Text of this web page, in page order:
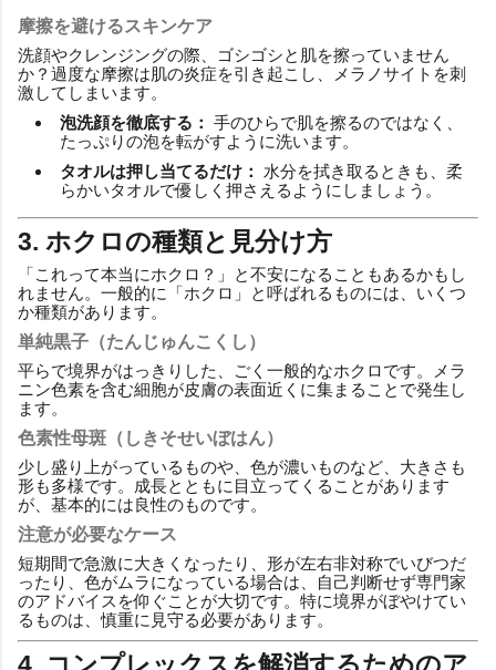
摩擦を避けるスキンケア
洗顔やクレンジングの際、ゴシゴシと肌を擦っていません
か？過度な摩擦は肌の炎症を引き起こし、メラノサイトを刺
激してしまいます。
泡洗顔を徹底する： 手のひらで肌を擦るのではなく、
たっぷりの泡を転がすように洗います。
タオルは押し当てるだけ：
水分を拭き取るときも、柔
らかいタオルで優しく押さえるようにしましょう。
3. ホクロの種類と見分け方
「これって本当にホクロ？」と不安になることもあるかもし
れません。一般的に「ホクロ」と呼ばれるものには、いくつ
か種類があります。
単純黒子（たんじゅんこくし）
平らで境界がはっきりした、ごく一般的なホクロです。メラ
ニン色素を含む細胞が皮膚の表面近くに集まることで発生し
ます。
色素性母斑（しきそせいぼはん）
少し盛り上がっているものや、色が濃いものなど、大きさも
形も多様です。成長とともに目立ってくることがあります
が、基本的には良性のものです。
注意が必要なケース
短期間で急激に大きくなったり、形が左右非対称でいびつだ
ったり、色がムラになっている場合は、自己判断せず専門家
のアドバイスを仰ぐことが大切です。特に境界がぼやけてい
るものは、慎重に見守る必要があります。
4. コンプレックスを解消するためのア